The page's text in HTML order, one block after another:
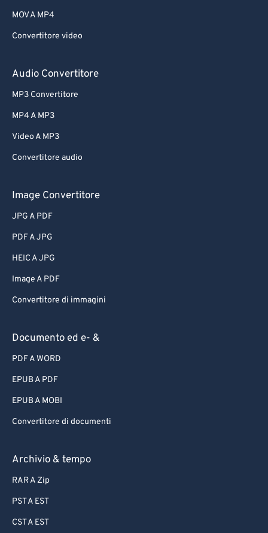
MOV A MP4
Convertitore video
Audio Convertitore
MP3 Convertitore
MP4 A MP3
Video A MP3
Convertitore audio
Image Convertitore
JPG A PDF
PDF A JPG
HEIC A JPG
Image A PDF
Convertitore di immagini
Documento ed e- &
PDF A WORD
EPUB A PDF
EPUB A MOBI
Convertitore di documenti
Archivio & tempo
RAR A Zip
PST A EST
CST A EST